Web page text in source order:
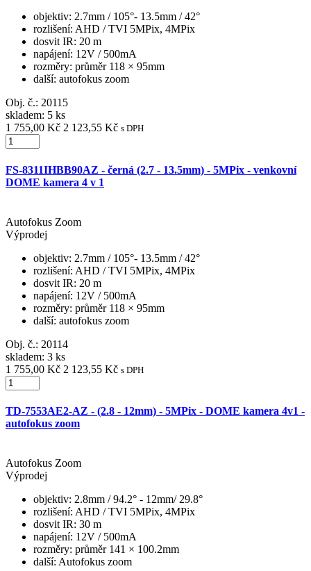
objektiv: 2.7mm / 105°- 13.5mm / 42°
rozlišení: AHD / TVI 5MPix, 4MPix
dosvit IR: 20 m
napájení: 12V / 500mA
rozměry: průměr 118 × 95mm
další: autofokus zoom
Obj. č.: 20115
skladem: 5 ks
1 755,00 Kč 2 123,55 Kč s DPH
FS-8311IHBB90AZ - černá (2.7 - 13.5mm) - 5MPix - venkovní
DOME kamera 4 v 1
Autofokus Zoom
Výprodej
objektiv: 2.7mm / 105°- 13.5mm / 42°
rozlišení: AHD / TVI 5MPix, 4MPix
dosvit IR: 20 m
napájení: 12V / 500mA
rozměry: průměr 118 × 95mm
další: autofokus zoom
Obj. č.: 20114
skladem: 3 ks
1 755,00 Kč 2 123,55 Kč s DPH
TD-7553AE2-AZ - (2.8 - 12mm) - 5MPix - DOME kamera 4v1 -
autofokus zoom
Autofokus Zoom
Výprodej
objektiv: 2.8mm / 94.2° - 12mm/ 29.8°
rozlišení: AHD / TVI 5MPix, 4MPix
dosvit IR: 30 m
napájení: 12V / 500mA
rozměry: průměr 141 × 100.2mm
další: Autofokus zoom